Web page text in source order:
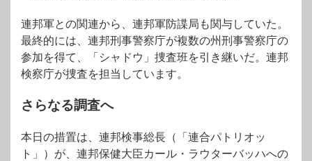
連邦軍との関連から、連邦軍防諜局も関与していた。
最終的には、連邦刑事警察庁が複数の州刑事警察庁の
参加を得て、「シャドウ」捜査班を引き継いだ。連邦
検察庁が捜査を担当しています。
さらなる調査へ
本日の措置は、連邦検事総長（「連合パトリオッ
ト」）が、連邦保健大臣カール・ラウターバッハへの